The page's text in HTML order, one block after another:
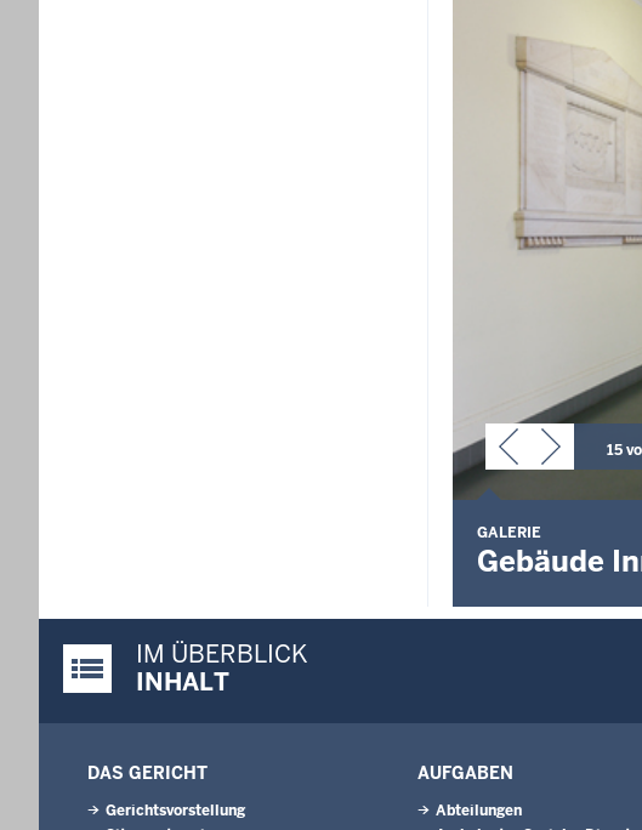
15
GALERIE
Gebäude
Justiz-Portal im Überblick:
IM ÜBERBLICK
INHALT
DAS GERICHT
Gerichtsvorstellung
AUFGABEN
Abteilungen